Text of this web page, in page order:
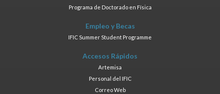
Programa de Doctorado en Física
Empleo y Becas
IFIC Summer Student Programme
Accesos Rápidos
Artemisa
Personal del IFIC
Correo Web